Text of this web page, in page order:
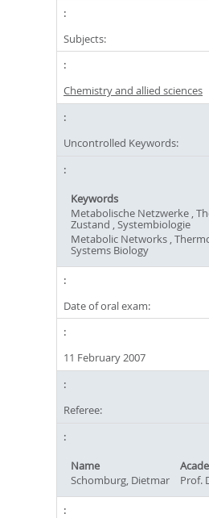
Subjects:
Chemistry and allied sciences
Uncontrolled Keywords:
Keywords
Metabolische Netzwerke ,
Zustand , Systembiologie
Metabolic Networks ,
Systems Biology
Date of oral exam:
11 February 2007
Referee:
Name
Schomburg, Dietmar
Prof.